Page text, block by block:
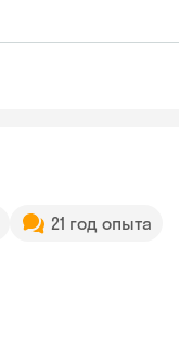
21 год опыта